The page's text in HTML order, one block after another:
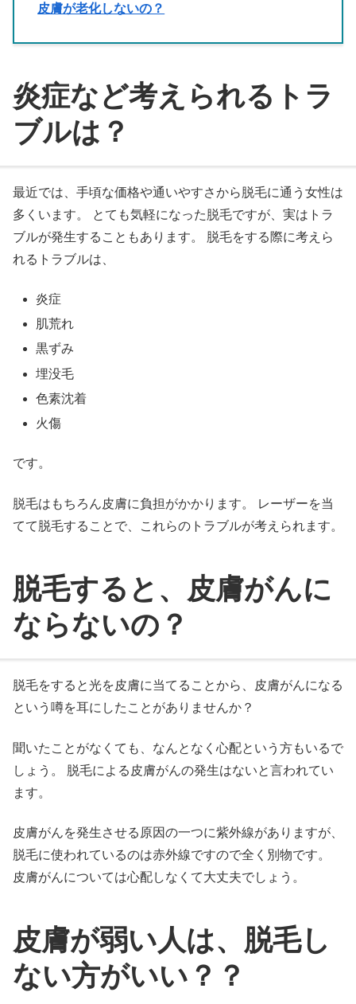
皮膚が老化しないの？
炎症など考えられるトラ
ブルは？
最近では、手頃な価格や通いやすさから脱毛に通う女性は
多くいます。 とても気軽になった脱毛ですが、実はトラ
ブルが発生することもあります。 脱毛をする際に考えら
れるトラブルは、
炎症
肌荒れ
黒ずみ
埋没毛
色素沈着
火傷
です。
脱毛はもちろん皮膚に負担がかかります。 レーザーを当
てて脱毛することで、これらのトラブルが考えられます。
脱毛すると、皮膚がんに
ならないの？
脱毛をすると光を皮膚に当てることから、皮膚がんになる
という噂を耳にしたことがありませんか？
聞いたことがなくても、なんとなく心配という方もいるで
しょう。 脱毛による皮膚がんの発生はないと言われてい
ます。
皮膚がんを発生させる原因の一つに紫外線がありますが、
脱毛に使われているのは赤外線ですので全く別物です。
皮膚がんについては心配しなくて大丈夫でしょう。
皮膚が弱い人は、脱毛し
ない方がいい？？